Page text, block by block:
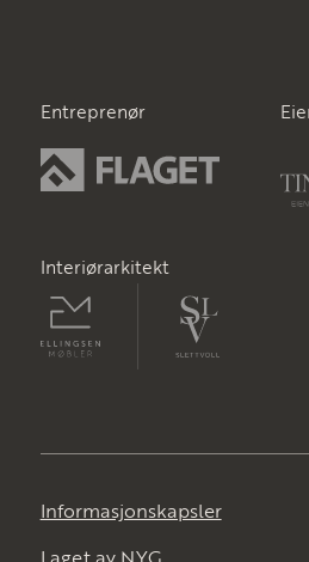
Entreprenør
Interiørarkitekt
Informasjonskapsler